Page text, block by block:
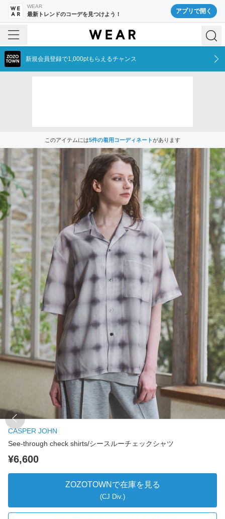
WEAR
最新トレンドのコーデを見つけよう！ アプリで開く
新規会員登録で1,000ptもらえるチャンス
このアイテムには5件の着用コーディネートがあります
CASPER JOHN
See-through check shirts/シースルーチェックシャツ
¥6,600
ZOZOTOWNで在庫を見る
(CJ Div.)